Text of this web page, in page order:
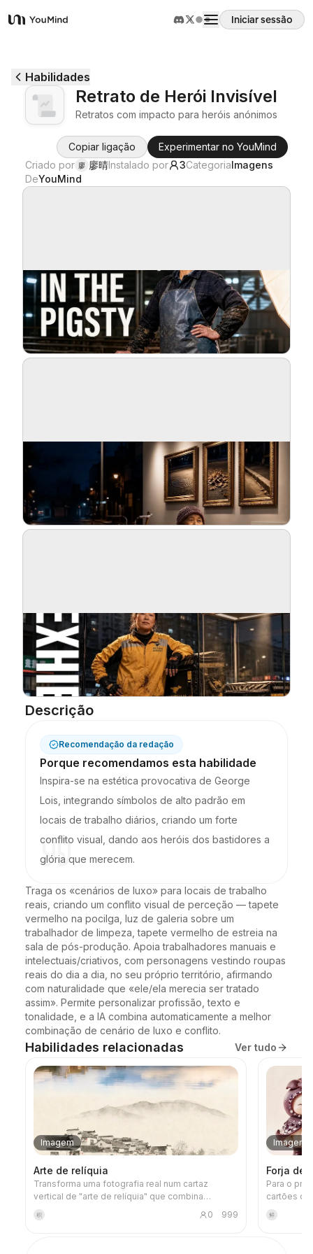
YouMind
Iniciar sessão
Casos de uso
Habilidades
Transferir
Blogue
Habilidades
Retrato de Herói Invisível
Retratos com impacto para heróis anónimos
Copiar ligação
Experimentar no YouMind
Criado por 廖 廖晴Instalado por 3CategoriaImagens
DeYouMind
Descrição
Recomendação da redação
Porque recomendamos esta habilidade
Inspira-se na estética provocativa de George
Lois, integrando símbolos de alto padrão em
locais de trabalho diários, criando um forte
conflito visual, dando aos heróis dos bastidores a
glória que merecem.
Traga os «cenários de luxo» para locais de trabalho
reais, criando um conflito visual de perceção — tapete
vermelho na pocilga, luz de galeria sobre um
trabalhador de limpeza, tapete vermelho de estreia na
sala de pós-produção. Apoia trabalhadores manuais e
intelectuais/criativos, com personagens vestindo roupas
reais do dia a dia, no seu próprio território, afirmando
com naturalidade que «ele/ela merecia ser tratado
assim». Permite personalizar profissão, texto e
tonalidade, e a IA combina automaticamente a melhor
combinação de cenário de luxo e conflito.
Habilidades relacionadas Ver tudo
Imagem
Arte de relíquia
Transforma uma fotografia real num cartaz
vertical de "arte de relíquia" que combina
sensação de registo e arte: na parte superior,
mantém a fotografia original inalterada; na parte
积 0 999
Imagem
Forja de
Para o
cartões
鲜